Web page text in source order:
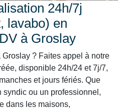
24h/7j
lavabo) en
à Groslay
? Faites appel à notre
disponible 24h/24 et 7j/7,
et jours fériés. Que
syndic ou un professionnel,
dans les maisons,